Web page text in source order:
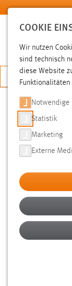
Zum Hauptinhalt
SUCHE
FILTER
Typ
Alter
COOKIE
Wir nutzen
sind technisch
diese Website
Notwendige
Statistik
Marketing
Externe